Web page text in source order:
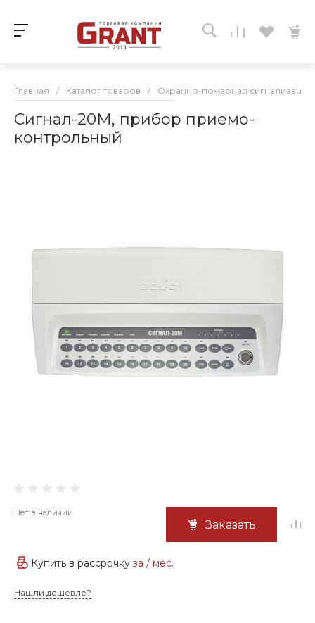
Главная / Каталог товаров / Охранно-пожарная сигнализация
Сигнал-20М, прибор приемо-
контрольный
Нет в наличии
Заказать
Купить в рассрочку за / мес.
Нашли дешевле?